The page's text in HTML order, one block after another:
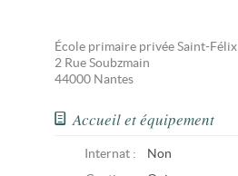
École primaire privée Saint-Félix
2 Rue Soubzmain
44000 Nantes
Accueil et équipement
Internat :
Non